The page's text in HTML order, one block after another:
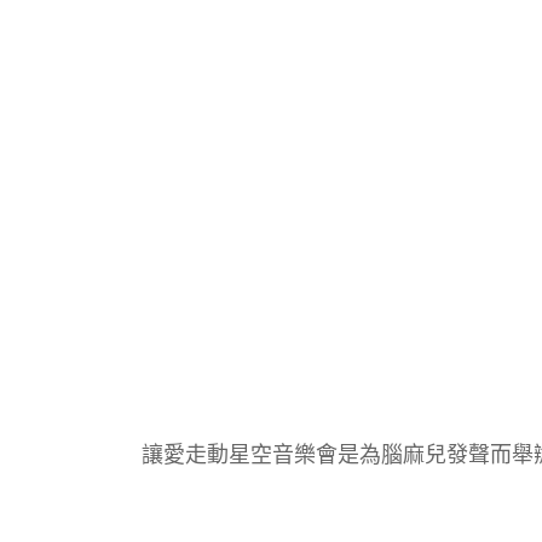
讓愛走動星空音樂會是為腦麻兒發聲而舉